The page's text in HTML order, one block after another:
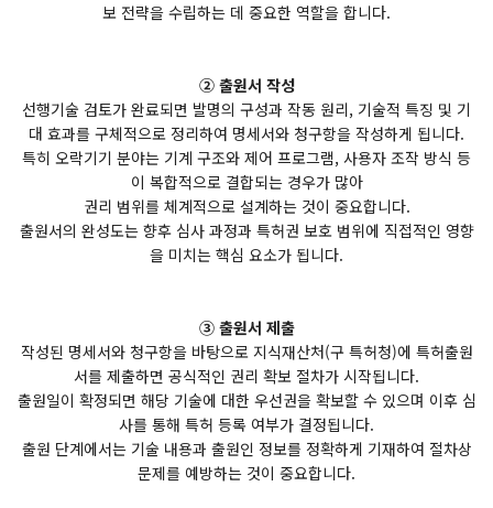
보 전략을 수립하는 데 중요한 역할을 합니다.
② 출원서 작성
선행기술 검토가 완료되면 발명의 구성과 작동 원리, 기술적 특징 및 기
대 효과를 구체적으로 정리하여 명세서와 청구항을 작성하게 됩니다.
특히 오락기기 분야는 기계 구조와 제어 프로그램, 사용자 조작 방식 등
이 복합적으로 결합되는 경우가 많아
권리 범위를 체계적으로 설계하는 것이 중요합니다.
출원서의 완성도는 향후 심사 과정과 특허권 보호 범위에 직접적인 영향
을 미치는 핵심 요소가 됩니다.
③ 출원서 제출
작성된 명세서와 청구항을 바탕으로 지식재산처(구 특허청)에 특허출원
서를 제출하면 공식적인 권리 확보 절차가 시작됩니다.
출원일이 확정되면 해당 기술에 대한 우선권을 확보할 수 있으며 이후 심
사를 통해 특허 등록 여부가 결정됩니다.
출원 단계에서는 기술 내용과 출원인 정보를 정확하게 기재하여 절차상
문제를 예방하는 것이 중요합니다.